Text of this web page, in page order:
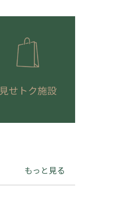
見せトク施設
もっと見る